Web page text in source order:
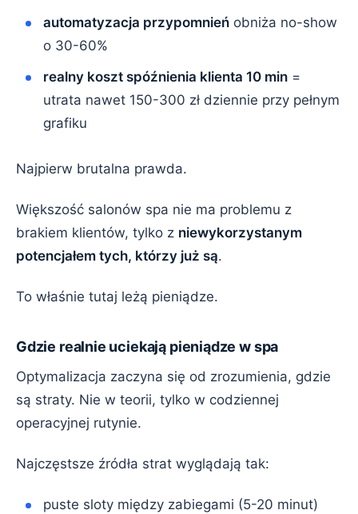
automatyzacja przypomnień obniża no-show
o 30-60%
realny koszt spóźnienia klienta 10 min =
utrata nawet 150-300 zł dziennie przy pełnym
grafiku
Najpierw brutalna prawda.
Większość salonów spa nie ma problemu z
brakiem klientów, tylko z niewykorzystanym
potencjałem tych, którzy już są.
To właśnie tutaj leżą pieniądze.
Gdzie realnie uciekają pieniądze w spa
Optymalizacja zaczyna się od zrozumienia, gdzie
są straty. Nie w teorii, tylko w codziennej
operacyjnej rutynie.
Najczęstsze źródła strat wyglądają tak:
puste sloty między zabiegami (5-20 minut)